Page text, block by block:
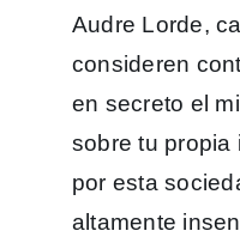
Audre Lorde,
consideren
en secreto el
sobre tu propia
por esta
altamente